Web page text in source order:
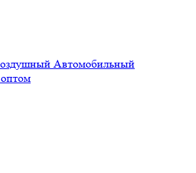
Автомобильный